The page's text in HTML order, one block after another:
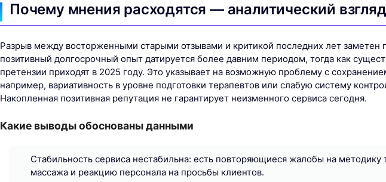
Почему мнения расходятся — аналитический взгляд
Разрыв между восторженными старыми отзывами и критикой последних лет заметен
позитивный долгосрочный опыт датируется более давним периодом, тогда как
претензии приходят в 2025 году. Это указывает на возможную проблему с
например, вариативность в уровне подготовки терапевтов или слабую систему
Накопленная позитивная репутация не гарантирует неизменного сервиса сегодня.
Какие выводы обоснованы данными
Стабильность сервиса нестабильна: есть повторяющиеся жалобы на методику
массажа и реакцию персонала на просьбы клиентов.